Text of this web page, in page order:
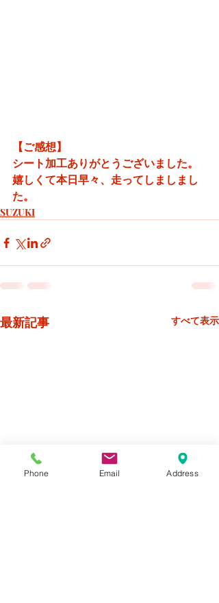
【ご感想】
シート加工ありがとうございました。
嬉しくて本日早々、走ってしましまし
た。
SUZUKI
最新記事 すべて表示
Phone Email Address